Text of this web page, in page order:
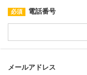
電話番号
メールアドレス